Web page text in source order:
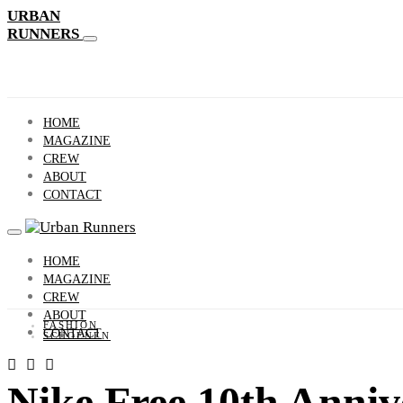
URBAN
RUNNERS
HOME
MAGAZINE
CREW
ABOUT
CONTACT
HOME
MAGAZINE
CREW
ABOUT
CONTACT
FASHION
SCHOENEN